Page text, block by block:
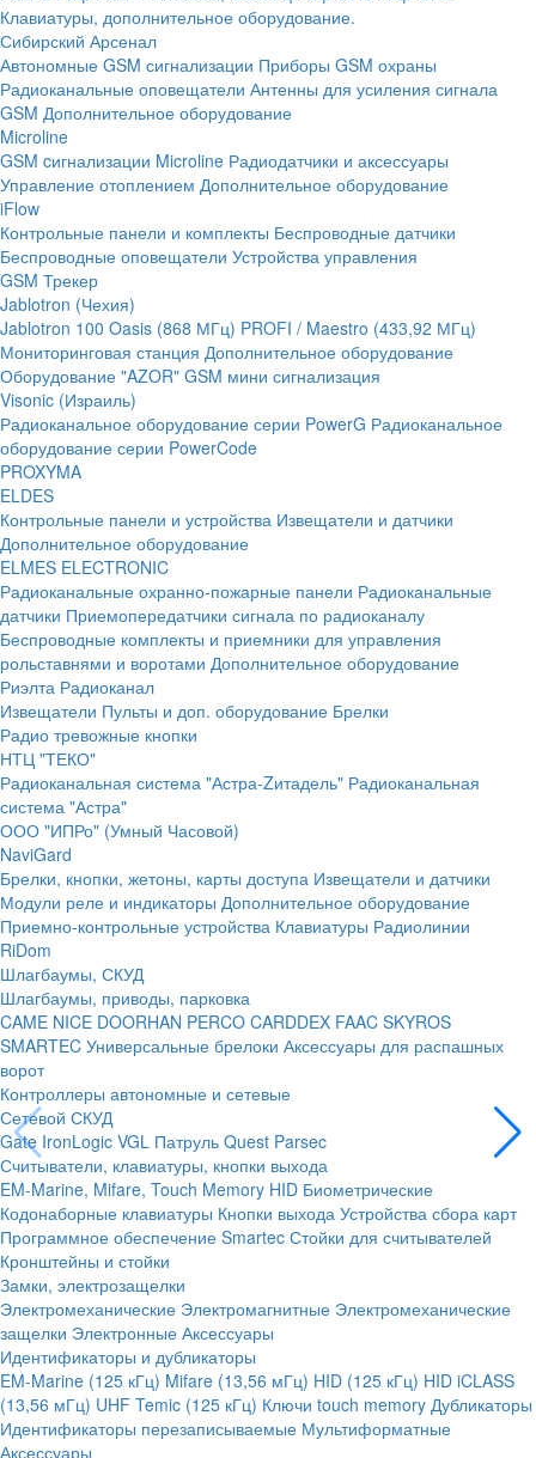
Клавиатуры, дополнительное оборудование.
Сибирский Арсенал
Автономные GSM сигнализации Приборы GSM охраны
Радиоканальные оповещатели Антенны для усиления сигнала
GSM Дополнительное оборудование
Microline
GSM cигнализации Microline Радиодатчики и аксессуары
Управление отоплением Дополнительное оборудование
iFlow
Контрольные панели и комплекты Беспроводные датчики
Беспроводные оповещатели Устройства управления
GSM Трекер
Jablotron (Чехия)
Jablotron 100 Oasis (868 МГц) PROFI / Maestro (433,92 МГц)
Мониторинговая станция Дополнительное оборудование
Оборудование "AZOR" GSM мини сигнализация
Visonic (Израиль)
Радиоканальное оборудование серии PowerG Радиоканальное
оборудование серии PowerCode
PROXYMA
ELDES
Контрольные панели и устройства Извещатели и датчики
Дополнительное оборудование
ELMES ELECTRONIC
Радиоканальные охранно-пожарные панели Радиоканальные
датчики Приемопередатчики сигнала по радиоканалу
Беспроводные комплекты и приемники для управления
рольставнями и воротами Дополнительное оборудование
Риэлта Радиоканал
Извещатели Пульты и доп. оборудование Брелки
Радио тревожные кнопки
НТЦ "ТЕКО"
Радиоканальная система "Астра-Zитадель" Радиоканальная
система "Астра"
ООО "ИПРо" (Умный Часовой)
NaviGard
Брелки, кнопки, жетоны, карты доступа Извещатели и датчики
Модули реле и индикаторы Дополнительное оборудование
Приемно-контрольные устройства Клавиатуры Радиолинии
RiDom
Шлагбаумы, СКУД
Шлагбаумы, приводы, парковка
CAME NICE DOORHAN PERCO CARDDEX FAAC SKYROS
SMARTEC Универсальные брелоки Аксессуары для распашных
ворот
Контроллеры автономные и сетевые
Сетевой СКУД
Gate IronLogic VGL Патруль Quest Parsec
Считыватели, клавиатуры, кнопки выхода
EM-Marine, Mifare, Touch Memory HID Биометрические
Кодонаборные клавиатуры Кнопки выхода Устройства сбора карт
Программное обеспечение Smartec Стойки для считывателей
Кронштейны и стойки
Замки, электрозащелки
Электромеханические Электромагнитные Электромеханические
защелки Электронные Аксессуары
Идентификаторы и дубликаторы
EM-Marine (125 кГц) Mifare (13,56 мГц) HID (125 кГц) HID iCLASS
(13,56 мГц) UHF Temic (125 кГц) Ключи touch memory Дубликаторы
Идентификаторы перезаписываемые Мультиформатные
Аксессуары